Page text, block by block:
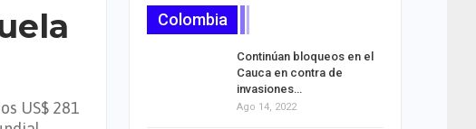
US$ 281
Colombia
Continúan bloqueos en el
Cauca en contra de
invasiones…
Ago 14, 2022